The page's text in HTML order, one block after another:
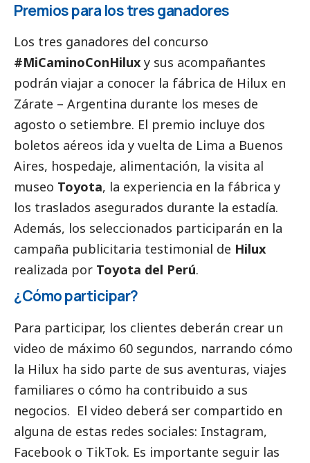
Premios para los tres ganadores
Los tres ganadores del concurso
#MiCaminoConHilux y sus acompañantes
podrán viajar a conocer la fábrica de Hilux en
Zárate – Argentina durante los meses de
agosto o setiembre. El premio incluye dos
boletos aéreos ida y vuelta de Lima a Buenos
Aires, hospedaje, alimentación, la visita al
museo Toyota, la experiencia en la fábrica y
los traslados asegurados durante la estadía.
Además, los seleccionados participarán en la
campaña publicitaria testimonial de Hilux
realizada por Toyota del Perú.
¿Cómo participar?
Para participar, los clientes deberán crear un
video de máximo 60 segundos, narrando cómo
la Hilux ha sido parte de sus aventuras, viajes
familiares o cómo ha contribuido a sus
negocios. El video deberá ser compartido en
alguna de estas redes sociales: Instagram,
Facebook o TikTok. Es importante seguir las